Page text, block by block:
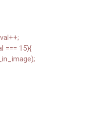
=== 15){